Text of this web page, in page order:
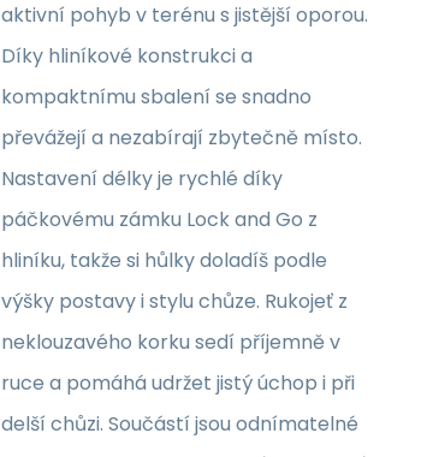
aktivní pohyb v terénu s jistější oporou.
Díky hliníkové konstrukci a
kompaktnímu sbalení se snadno
převážejí a nezabírají zbytečně místo.
Nastavení délky je rychlé díky
páčkovému zámku Lock and Go z
hliníku, takže si hůlky doladíš podle
výšky postavy i stylu chůze. Rukojeť z
neklouzavého korku sedí příjemně v
ruce a pomáhá udržet jistý úchop i při
delší chůzi. Součástí jsou odnímatelné